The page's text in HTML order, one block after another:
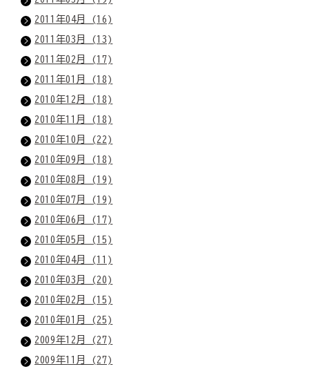
2011年04月 (16)
2011年03月 (13)
2011年02月 (17)
2011年01月 (18)
2010年12月 (18)
2010年11月 (18)
2010年10月 (22)
2010年09月 (18)
2010年08月 (19)
2010年07月 (19)
2010年06月 (17)
2010年05月 (15)
2010年04月 (11)
2010年03月 (20)
2010年02月 (15)
2010年01月 (25)
2009年12月 (27)
2009年11月 (27)